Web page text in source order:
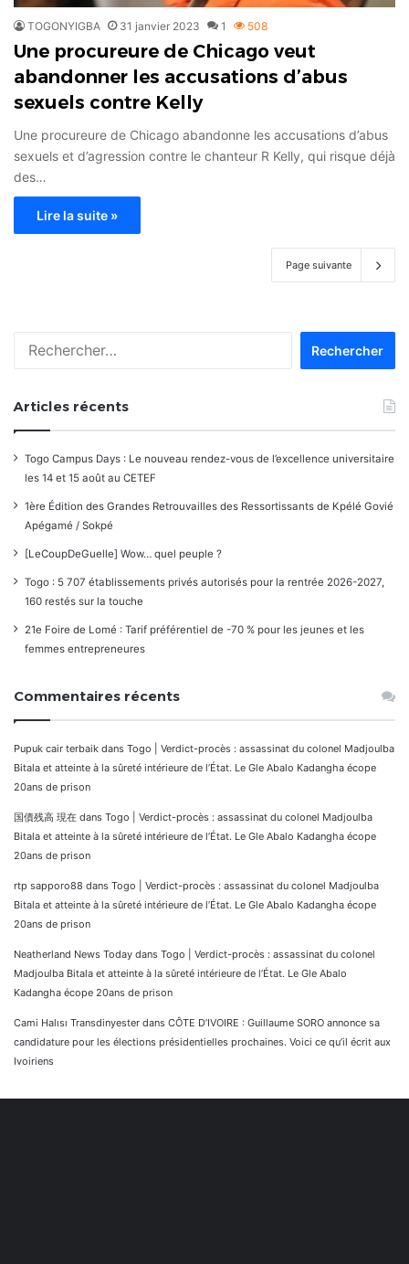
TOGONYIGBA 31 janvier 2023 1 508
Une procureure de Chicago veut
abandonner les accusations d’abus
sexuels contre Kelly
Une procureure de Chicago abandonne les accusations d’abus
sexuels et d’agression contre le chanteur R Kelly, qui risque déjà
des…
Lire la suite »
Page suivante
Articles récents
Togo Campus Days : Le nouveau rendez-vous de l’excellence universitaire
les 14 et 15 août au CETEF
1ère Édition des Grandes Retrouvailles des Ressortissants de Kpélé Govié
Apégamé / Sokpé
[LeCoupDeGuelle] Wow… quel peuple ?
Togo : 5 707 établissements privés autorisés pour la rentrée 2026-2027,
160 restés sur la touche
21e Foire de Lomé : Tarif préférentiel de -70 % pour les jeunes et les
femmes entrepreneures
Commentaires récents
Pupuk cair terbaik dans Togo | Verdict-procès : assassinat du colonel Madjoulba
Bitala et atteinte à la sûreté intérieure de l’État. Le Gle Abalo Kadangha écope
20ans de prison
国債残高 現在 dans Togo | Verdict-procès : assassinat du colonel Madjoulba
Bitala et atteinte à la sûreté intérieure de l’État. Le Gle Abalo Kadangha écope
20ans de prison
rtp sapporo88 dans Togo | Verdict-procès : assassinat du colonel Madjoulba
Bitala et atteinte à la sûreté intérieure de l’État. Le Gle Abalo Kadangha écope
20ans de prison
Neatherland News Today dans Togo | Verdict-procès : assassinat du colonel
Madjoulba Bitala et atteinte à la sûreté intérieure de l’État. Le Gle Abalo
Kadangha écope 20ans de prison
Cami Halısı Transdinyester dans CÔTE D’IVOIRE : Guillaume SORO annonce sa
candidature pour les élections présidentielles prochaines. Voici ce qu’il écrit aux
Ivoiriens